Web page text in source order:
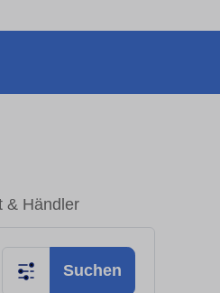
& Händler
Suchen